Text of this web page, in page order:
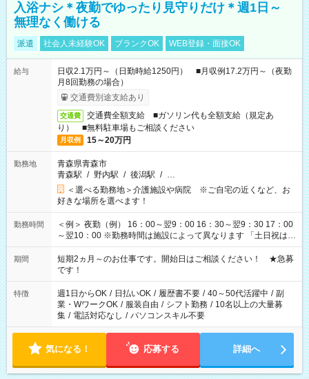
入浴ナシ＊夜勤でゆったり見守りだけ＊週1日～
無理なく働ける
派遣 社会人未経験OK ブランクOK WEB登録・面接OK
給与
日収2.1万円～（日勤時給1250円） ■月収例17.2万円～（夜勤
月8回勤務の場合）
交通費別途支給あり
交通費
交通費全額支給 ■ガソリン代も全額支給（規定あ
り） ■無料駐車場もご相談ください
月収例 15～20万円
勤務地
青森県青森市
青森駅 / 野内駅 / 後潟駅 / …
＜選べる勤務地＞介護施設や病院 ※ご自宅の近くなど、お
好きな場所を選べます！
勤務時間
＜例＞ 夜勤（例） 16：00～翌9：00 16：30～翌9：30 17：00
～翌10：00 ※勤務時間は施設によって異なります 「土日祝は休
みたい」 「しっかり稼ぎたい」 「もう少し遅い時間から始めた
い」など ご希望にあったお仕事をご案内いたします。 ※未経験
の方の場合は1～2ヶ月間は日中での仕事を経験いただき、 お
仕事に慣れてからの夜勤になります。 ★家庭の都合でお休みが
必要な場合も遠慮なくご相談ください。
期間
短期2ヵ月～のお仕事です。開始日はご相談ください！ ★急募
です！
特徴 週1日からOK / 日払いOK / 履歴書不要 / 40～50代活躍中 / 副
業・WワークOK / 服装自由 / シフト勤務 / 10名以上の大量募
集 / 電話対応なし / パソコンスキル不要
気になる！ 応募する 詳細へ